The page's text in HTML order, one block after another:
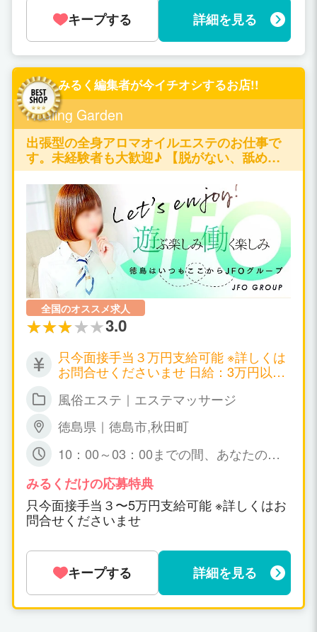
ません。 また、中標津には、北海道最東端の
空港があり、一年中が出張や観光の方で盛り
上がっている事も、当店の集客力がある大き
ば、また何度でも来たいと思ってもらえる自
信があります。 まずは、お気軽にお問い合わ
せください^^ ■交通費支給、寮費無料、お金
は必要ありません■ 貴女が負担するお金は一
切ありません。 今すぐにでもお越しいただい
て、即日からお仕事をしていただくことがで
きます！ 急にお金が必要になった方もご安心
ください！ 即日入寮可能な寮をご用意してい
ますし、荷物ひとつでお越しください^^ ■業
界経験豊富なスタッフの存在■ 当店は、業界
経験が10年以上にもなる、女の子第一主義の
店長を中心とした経験豊富なスタッフが独立
し、立ち上げたお店です。 アルバイトのドラ
イバーなどは、一切採用していません。 女の
子の気持ちを一番に考え、女の子を大切にす
ることのできるスタッフのみで運営していま
す。 ■お仕事内容は超ソフトサービス■ お仕事
をしていて、難しい事は何ひとつありませ
ん。 業界未経験の方でも、簡単に覚える事が
できるサービスのみがお仕事の内容になりま
す。 できないサービス、苦手なサービスの強
要は一切ありませんよ！ 貴女のできる限りの
サービスを事前に教えてくださいね^^
日です。 24時間営業なので出勤時間も
自由です。 遊びに行く前、 お小遣いが
無くなったとき、いつでも出勤して稼ぎ
に来て下さい。（自由出勤）
キープする 詳細を見る
みるく編集者が今イチオシするお店!!
Healing Garden
出張型の全身アロマオイルエステのお仕事で
す。未経験者も大歓迎♪ 【脱がない、舐めな
い、触られない】の仕事が可能です♪
全国のオススメ求人
3.0
只今面接手当３万円支給可能 ※詳しくは
お問合せくださいませ 日給：3万円以上
風俗エステ｜エステマッサージ
徳島県｜徳島市,秋田町
10：00～03：00までの間、あなたの可
すょ☆ 特に、規定はありません。
みるくだけの応募特典
只今面接手当３〜5万円支給可能 ※詳しくはお
問合せくださいませ
キープする 詳細を見る